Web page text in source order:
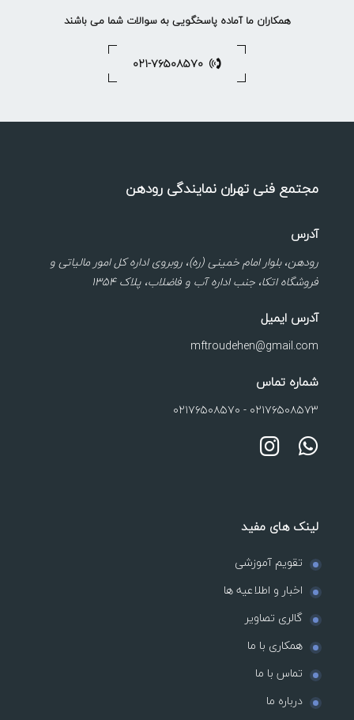
همکاران ما آماده پاسخگویی به سوالات شما می باشند
مجتمع فنی تهران نمایندگی رودهن
آدرس
رودهن، بلوار امام خمینی (ره)، روبروی اداره کل امور مالیاتی و
فروشگاه اتکا، جنب اداره آب و فاضلاب، پلاک ۱۳۵۴
آدرس ایمیل
mftroudehen@gmail.com
شماره تماس
۰۲۱۷۶۵۰۸۵۷۳ - ۰۲۱۷۶۵۰۸۵۷۰
لینک های مفید
تقویم آموزشی
اخبار و اطلاعیه ها
گالری تصاویر
همکاری با ما
تماس با ما
درباره ما